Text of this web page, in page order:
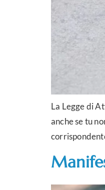
La Legge di
anche se tu